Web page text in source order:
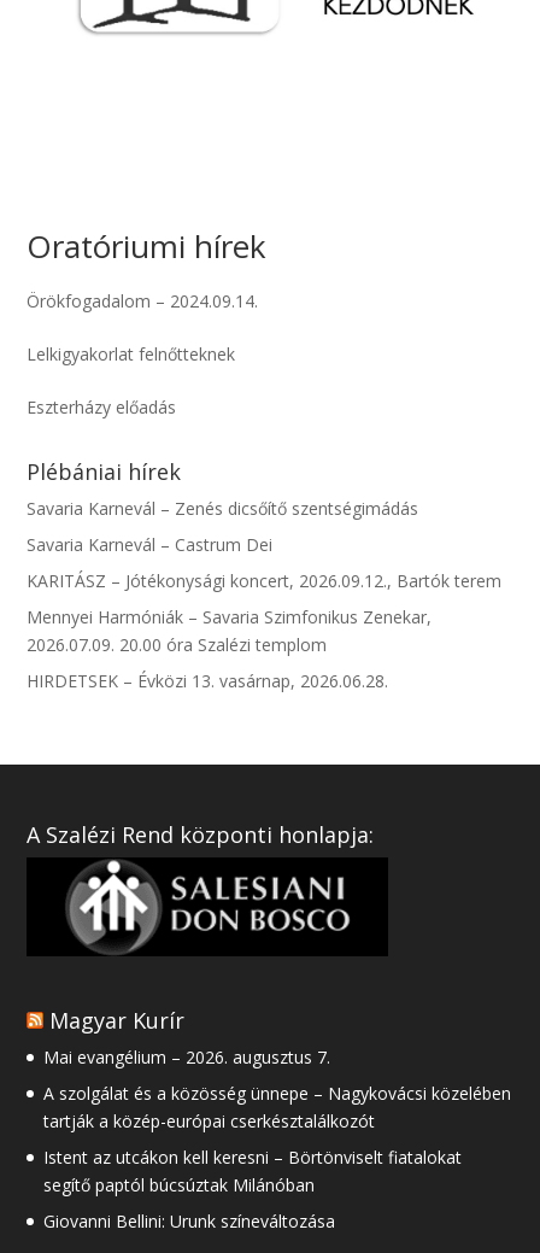
Oratóriumi hírek
Örökfogadalom – 2024.09.14.
Lelkigyakorlat felnőtteknek
Eszterházy előadás
Plébániai hírek
Savaria Karnevál – Zenés dicsőítő szentségimádás
Savaria Karnevál – Castrum Dei
KARITÁSZ – Jótékonysági koncert, 2026.09.12., Bartók terem
Mennyei Harmóniák – Savaria Szimfonikus Zenekar,
2026.07.09. 20.00 óra Szalézi templom
HIRDETSEK – Évközi 13. vasárnap, 2026.06.28.
A Szalézi Rend központi honlapja:
Magyar Kurír
Mai evangélium – 2026. augusztus 7.
A szolgálat és a közösség ünnepe – Nagykovácsi közelében
tartják a közép-európai cserkésztalálkozót
Istent az utcákon kell keresni – Börtönviselt fiatalokat
segítő paptól búcsúztak Milánóban
Giovanni Bellini: Urunk színeváltozása